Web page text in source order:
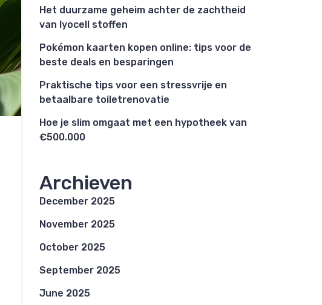
Het duurzame geheim achter de zachtheid
van lyocell stoffen
Pokémon kaarten kopen online: tips voor de
beste deals en besparingen
Praktische tips voor een stressvrije en
betaalbare toiletrenovatie
Hoe je slim omgaat met een hypotheek van
€500.000
Archieven
December 2025
November 2025
October 2025
September 2025
June 2025